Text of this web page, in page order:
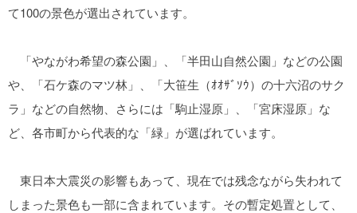
て100の景色が選出されています。
「やながわ希望の森公園」、「半田山自然公園」などの公園
や、「石ケ森のマツ林」、「大笹生（ｵｵｻﾞｿｳ）の十六沼のサク
ラ」などの自然物、さらには「駒止湿原」、「宮床湿原」な
ど、各市町から代表的な「緑」が選ばれています。
東日本大震災の影響もあって、現在では残念ながら失われて
しまった景色も一部に含まれています。その暫定処置として、